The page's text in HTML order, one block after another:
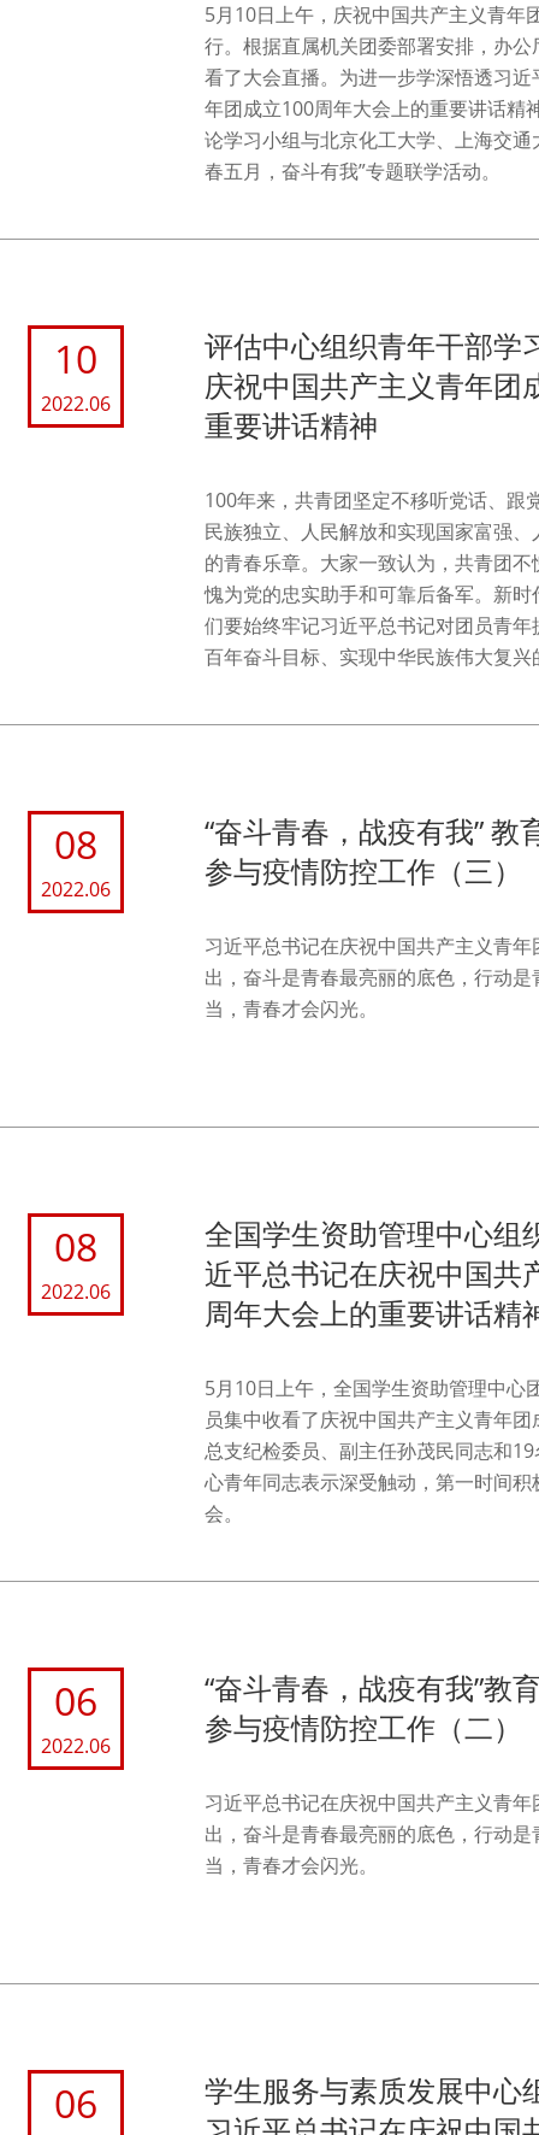
5月10日上午，庆祝中国共产主义青年
行。根据直属机关团委部署安排，办
看了大会直播。为进一步学深悟透习
年团成立100周年大会上的重要讲话精
论学习小组与北京化工大学、上海交
春五月，奋斗有我”专题联学活动。
10
2022.06
评估中心组织青年干部学
庆祝中国共产主义青年团
重要讲话精神
100年来，共青团坚定不移听党话、跟
民族独立、人民解放和实现国家富强
的青春乐章。大家一致认为，共青团
愧为党的忠实助手和可靠后备军。新
们要始终牢记习近平总书记对团员青
百年奋斗目标、实现中华民族伟大复
08
2022.06
“奋斗青春，战疫有我”
参与疫情防控工作（三）
习近平总书记在庆祝中国共产主义青
出，奋斗是青春最亮丽的底色，行动
当，青春才会闪光。
08
2022.06
全国学生资助管理中心组
近平总书记在庆祝中国共
周年大会上的重要讲话精
5月10日上午，全国学生资助管理中心
员集中收看了庆祝中国共产主义青年
总支纪检委员、副主任孙茂民同志和
心青年同志表示深受触动，第一时间
会。
06
2022.06
“奋斗青春，战疫有我”教
参与疫情防控工作（二）
习近平总书记在庆祝中国共产主义青
出，奋斗是青春最亮丽的底色，行动
当，青春才会闪光。
06
学生服务与素质发展中心